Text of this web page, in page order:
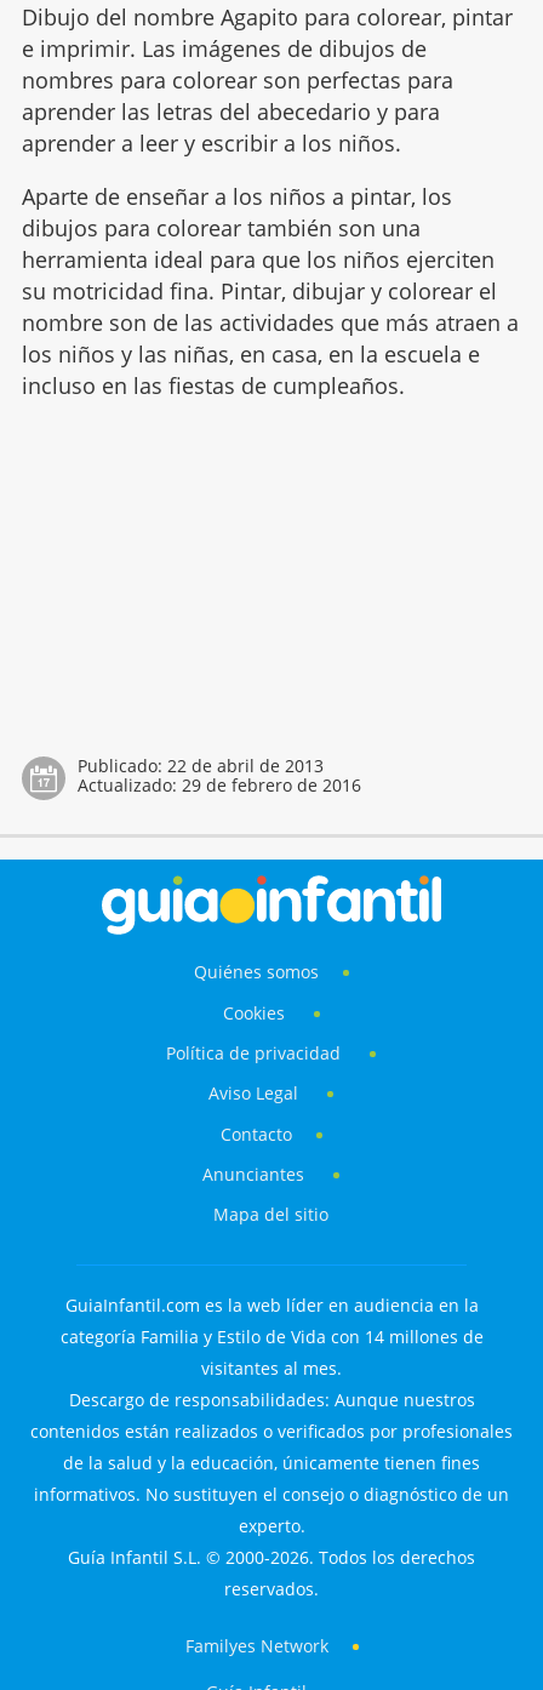
Dibujo del nombre Agapito para colorear, pintar
e imprimir. Las imágenes de dibujos de
nombres para colorear son perfectas para
aprender las letras del abecedario y para
aprender a leer y escribir a los niños.
Aparte de enseñar a los niños a pintar, los
dibujos para colorear también son una
herramienta ideal para que los niños ejerciten
su motricidad fina. Pintar, dibujar y colorear el
nombre son de las actividades que más atraen a
los niños y las niñas, en casa, en la escuela e
incluso en las fiestas de cumpleaños.
Publicado: 22 de abril de 2013
Actualizado: 29 de febrero de 2016
Quiénes somos
Cookies
Política de privacidad
Aviso Legal
Contacto
Anunciantes
Mapa del sitio
GuiaInfantil.com es la web líder en audiencia en la
categoría Familia y Estilo de Vida con 14 millones de
visitantes al mes.
Descargo de responsabilidades: Aunque nuestros
contenidos están realizados o verificados por profesionales
de la salud y la educación, únicamente tienen fines
informativos. No sustituyen el consejo o diagnóstico de un
experto.
Guía Infantil S.L. © 2000-2026. Todos los derechos
reservados.
Familyes Network